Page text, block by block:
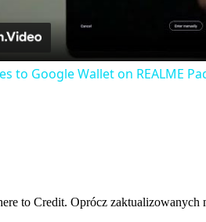
to Google Wallet on REALME
to Credit. Oprócz